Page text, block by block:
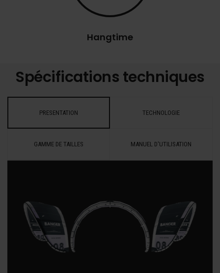
Hangtime
Spécifications techniques
PRESENTATION TECHNOLOGIE
GAMME DE TAILLES MANUEL D'UTILISATION